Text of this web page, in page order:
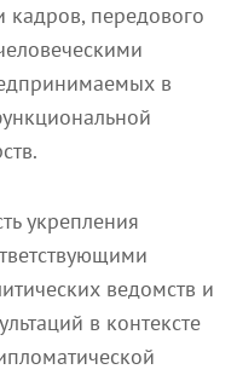
кадров, передового
в
укрепления
ведомств и
в контексте